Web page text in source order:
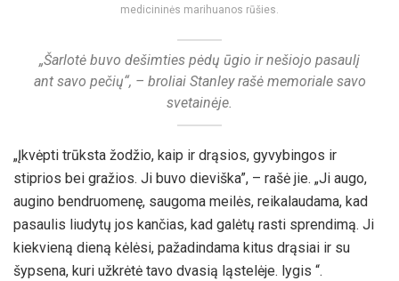
medicininės marihuanos rūšies.
„Šarlotė buvo dešimties pėdų ūgio ir nešiojo pasaulį
ant savo pečių“, – broliai Stanley rašė memoriale savo
svetainėje.
„Įkvėpti trūksta žodžio, kaip ir drąsios, gyvybingos ir
stiprios bei gražios. Ji buvo dieviška”, – rašė jie. „Ji augo,
augino bendruomenę, saugoma meilės, reikalaudama, kad
pasaulis liudytų jos kančias, kad galėtų rasti sprendimą. Ji
kiekvieną dieną kėlėsi, pažadindama kitus drąsiai ir su
šypsena, kuri užkrėtė tavo dvasią ląstelėje. lygis “.